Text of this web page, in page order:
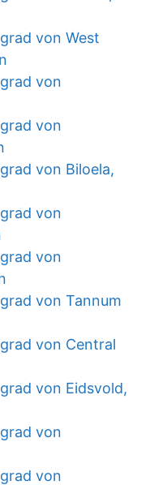
von West
von
von
von Biloela,
von
von
von Tannum
von Central
von Eidsvold,
von
von